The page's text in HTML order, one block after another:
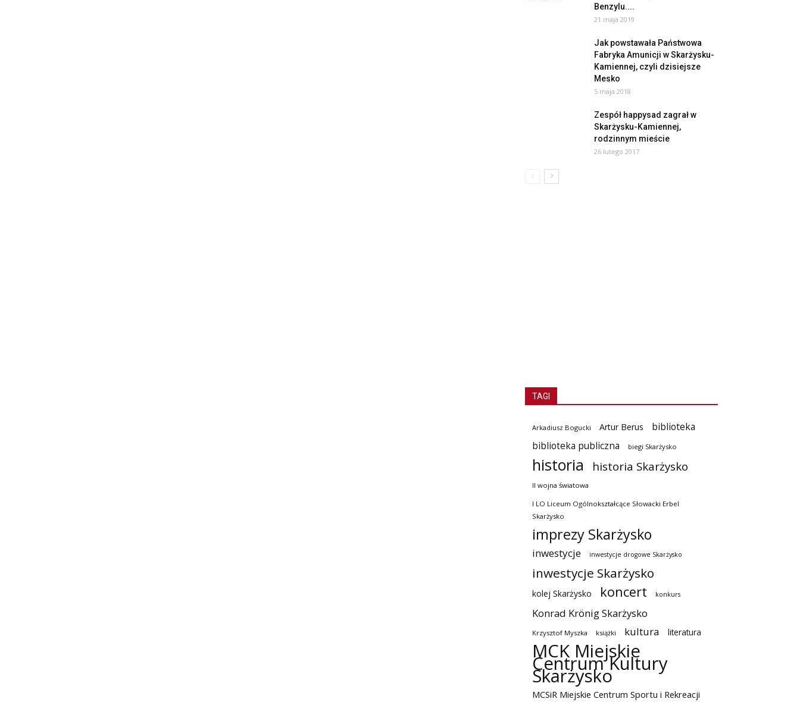
Benzylu....
21 maja 2019
Jak powstawała Państwowa
Fabryka Amunicji w Skarżysku-
Kamiennej, czyli dzisiejsze
Mesko
5 maja 2018
Zespół happysad zagrał w
Skarżysku-Kamiennej,
rodzinnym mieście
26 lutego 2017
TAGI
Arkadiusz Bogucki Artur Berus
biblioteka
biblioteka publiczna
biegi Skarżysko
historia historia Skarżysko
II wojna światowa
I LO Liceum Ogólnokształcące Słowacki Erbel
Skarżysko
imprezy Skarżysko
inwestycje inwestycje drogowe Skarżysko
inwestycje Skarżysko
kolej Skarżysko koncert konkurs
Konrad Krönig Skarżysko
Krzysztof Myszka książki kultura literatura
MCK Miejskie
Centrum Kultury
Skarżysko
MCSiR Miejskie Centrum Sportu i Rekreacji